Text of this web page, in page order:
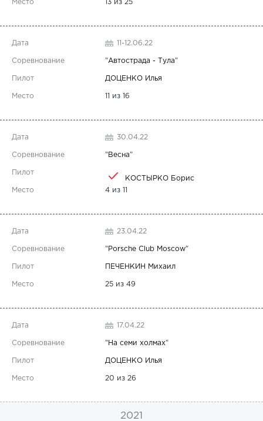
13 из 25
11-12.06.22
"Автострада - Тула"
ДОЦЕНКО Илья
11 из 16
30.04.22
"Весна"
КОСТЫРКО Борис
4 из 11
23.04.22
"Porsche Club Moscow"
ПЕЧЕНКИН Михаил
25 из 49
17.04.22
"На семи холмах"
ДОЦЕНКО Илья
20 из 26
2021